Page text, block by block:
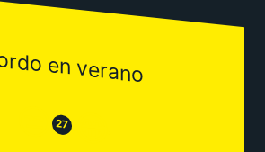
en verano
😒 27 😂